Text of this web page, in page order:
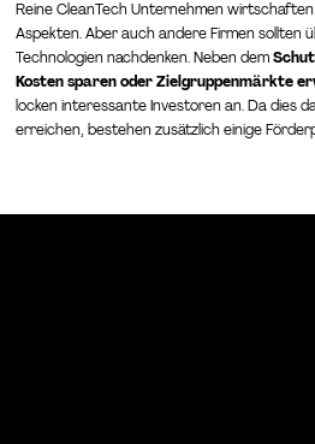
Reine CleanTech Unternehmen
Aspekten. Aber auch andere Firmen sollten
Technologien nachdenken. Neben dem
Kosten sparen oder Zielgruppenmärkte
locken interessante Investoren an. Da dies
erreichen, bestehen zusätzlich einige